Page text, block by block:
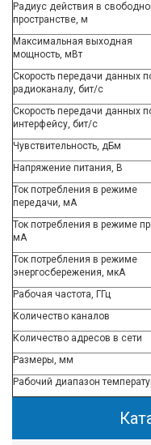
Радиус действия в
пространстве, м
Максимальная выходная
мощность, мВт
Скорость передачи данных
радиоканалу, бит/с
Скорость передачи данных
интерфейсу, бит/с
Чувствительность, дБм
Напряжение питания, В
Ток потребления в режиме
передачи, мА
Ток потребления в режиме
мА
Ток потребления в режиме
энергосбережения, мкА
Рабочая частота, ГГц
Количество каналов
Количество адресов в сети
Размеры, мм
Рабочий диапазон